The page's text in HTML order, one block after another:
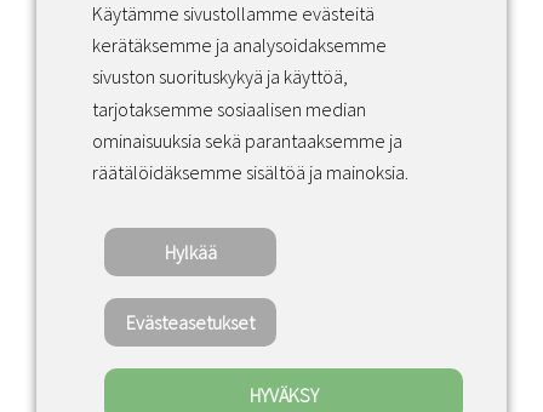
Facebook Instagram LinkedIn
Sopimusehdot
Copyright ©2022 · Valaisin Grönlund – All
Rights Reserved
Käytämme sivustollamme evästeitä
kerätäksemme ja analysoidaksemme
sivuston suorituskykyä ja käyttöä,
tarjotaksemme sosiaalisen median
ominaisuuksia sekä parantaaksemme ja
räätälöidäksemme sisältöä ja mainoksia.
Hylkää
Evästeasetukset
HYVÄKSY